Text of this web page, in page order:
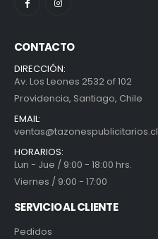
CONTACTO
DIRECCIÓN:
Av. Los Leones 2532 of 102
Providencia, Santiago, Chile
EMAIL:
ventas@tazonespublicitarios.cl
HORARIOS:
Lun - Jue / 9:00 - 18:00 hrs.
Viernes / 9:00 - 17:00
SERVICIO AL CLIENTE
Pedidos